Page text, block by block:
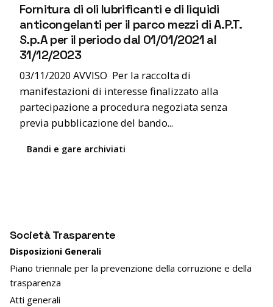
Società Trasparente
Disposizioni Generali
Piano triennale per la prevenzione della corruzione e della
trasparenza
Atti generali
Fornitura di oli lubrificanti e di liquidi
anticongelanti per il parco mezzi di A.P.T.
S.p.A per il periodo dal 01/01/2021 al
31/12/2023
03/11/2020 AVVISO Per la raccolta di
manifestazioni di interesse finalizzato alla
partecipazione a procedura negoziata senza
previa pubblicazione del bando...
Bandi e gare archiviati